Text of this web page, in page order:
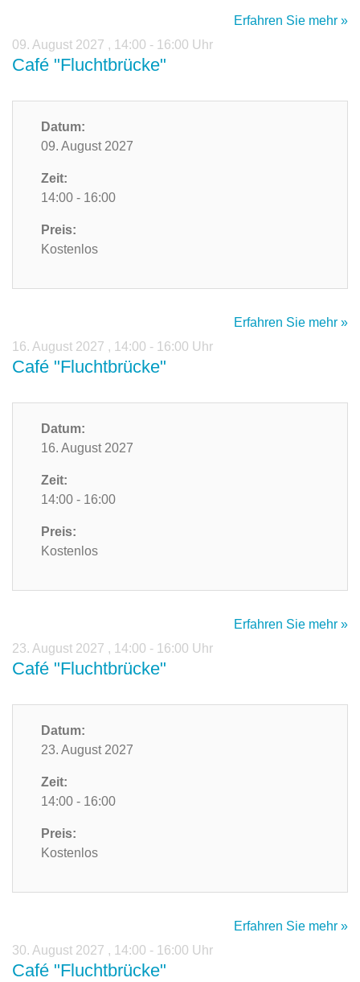
Erfahren Sie mehr »
09. August 2027 , 14:00 - 16:00 Uhr
Café "Fluchtbrücke"
Datum:
09. August 2027
Zeit:
14:00 - 16:00
Preis:
Kostenlos
Erfahren Sie mehr »
16. August 2027 , 14:00 - 16:00 Uhr
Café "Fluchtbrücke"
Datum:
16. August 2027
Zeit:
14:00 - 16:00
Preis:
Kostenlos
Erfahren Sie mehr »
23. August 2027 , 14:00 - 16:00 Uhr
Café "Fluchtbrücke"
Datum:
23. August 2027
Zeit:
14:00 - 16:00
Preis:
Kostenlos
Erfahren Sie mehr »
30. August 2027 , 14:00 - 16:00 Uhr
Café "Fluchtbrücke"